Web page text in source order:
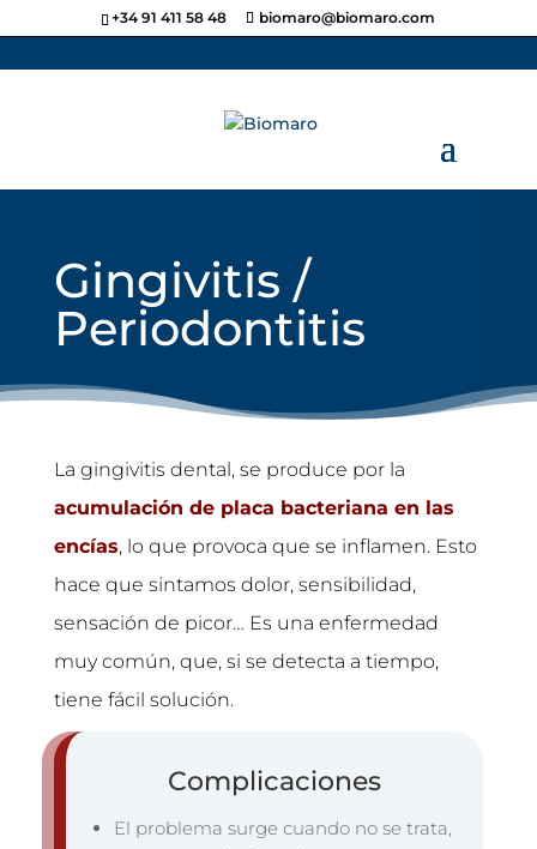
+34 91 411 58 48 biomaro@biomaro.com
Gingivitis /
Periodontitis
La gingivitis dental, se produce por la
acumulación de placa bacteriana en las
encías, lo que provoca que se inflamen. Esto
hace que sintamos dolor, sensibilidad,
sensación de picor… Es una enfermedad
muy común, que, si se detecta a tiempo,
tiene fácil solución.
Complicaciones
El problema surge cuando no se trata,